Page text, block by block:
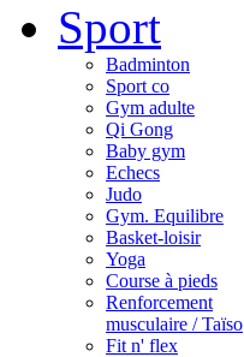
Sport
Badminton
Sport co
Gym adulte
Qi Gong
Baby gym
Echecs
Judo
Gym. Equilibre
Basket-loisir
Yoga
Course à pieds
Renforcement
musculaire / Taïso
Fit n' flex